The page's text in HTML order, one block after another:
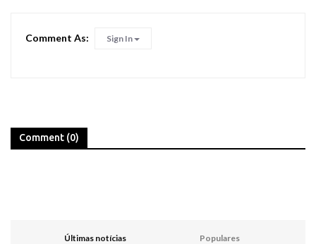
Comment As: Sign In
Comment (0)
Últimas notícias Populares